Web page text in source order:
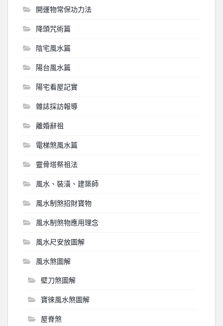
開運物常保功力法
降頭咒術篇
陰宅風水篇
陽台風水篇
陽宅看屋記實
雜誌採訪報導
離婚辭祖
電梯煞風水篇
靈骨塔祭祖法
風水、裝潢、建築師
風水制煞招財寶物
風水制煞物應用理念
風水尺安放圖解
風水煞圖解
壁刀煞圖解
寶徠風水煞圖解
屋脊煞